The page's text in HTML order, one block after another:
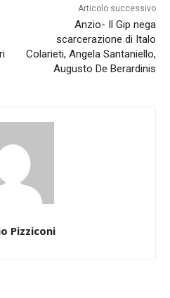
Articolo successivo
Anzio- Il Gip nega
scarcerazione di Italo
Colarieti, Angela Santaniello,
Augusto De Berardinis
Pizziconi